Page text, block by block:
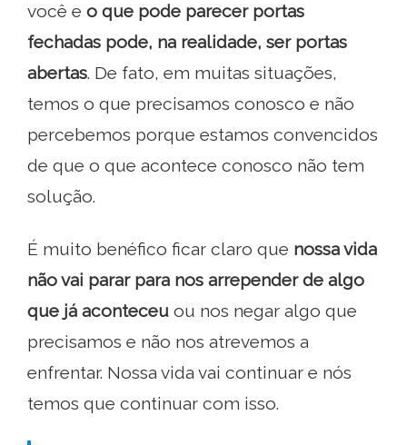
você e o que pode parecer portas
fechadas pode, na realidade, ser portas
abertas. De fato, em muitas situações,
temos o que precisamos conosco e não
percebemos porque estamos convencidos
de que o que acontece conosco não tem
solução.
É muito benéfico ficar claro que nossa vida
não vai parar para nos arrepender de algo
que já aconteceu ou nos negar algo que
precisamos e não nos atrevemos a
enfrentar. Nossa vida vai continuar e nós
temos que continuar com isso.